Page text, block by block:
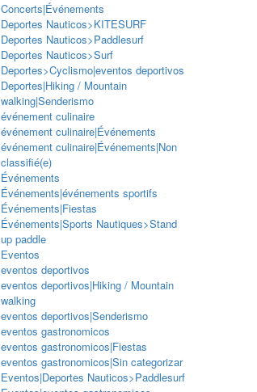
Concerts|Événements
Deportes Nauticos>KITESURF
Deportes Nauticos>Paddlesurf
Deportes Nauticos>Surf
Deportes>Cyclismo|eventos deportivos
Deportes|Hiking / Mountain
walking|Senderismo
événement culinaire
événement culinaire|Événements
événement culinaire|Événements|Non
classifié(e)
Événements
Événements|événements sportifs
Événements|Fiestas
Événements|Sports Nautiques>Stand
up paddle
Eventos
eventos deportivos
eventos deportivos|Hiking / Mountain
walking
eventos deportivos|Senderismo
eventos gastronomicos
eventos gastronomicos|Fiestas
eventos gastronomicos|Sin categorizar
Eventos|Deportes Nauticos>Paddlesurf